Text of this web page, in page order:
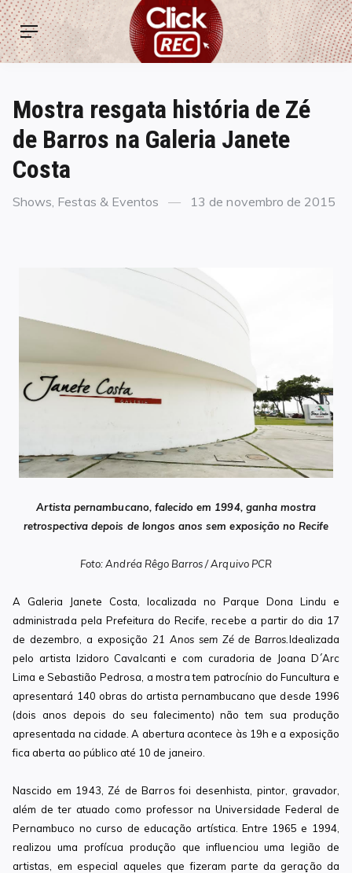
Skip
to
content
ClickREC
Menu
Mostra resgata história de Zé
de Barros na Galeria Janete
Costa
Categories
Shows, Festas & Eventos
Posted
13 de novembro de 2015
Artista pernambucano, falecido em 1994, ganha mostra
retrospectiva depois de longos anos sem exposição no Recife
Foto: Andréa Rêgo Barros / Arquivo PCR
A Galeria Janete Costa, localizada no Parque Dona Lindu e
administrada pela Prefeitura do Recife, recebe a partir do dia 17
de dezembro, a exposição 21 Anos sem Zé de Barros. Idealizada
pelo artista Izidoro Cavalcanti e com curadoria de Joana D´Arc
Lima e Sebastião Pedrosa, a mostra tem patrocínio do Funcultura e
apresentará 140 obras do artista pernambucano que desde 1996
(dois anos depois do seu falecimento) não tem sua produção
apresentada na cidade. A abertura acontece às 19h e a exposição
fica aberta ao público até 10 de janeiro.
Nascido em 1943, Zé de Barros foi desenhista, pintor, gravador,
além de ter atuado como professor na Universidade Federal de
Pernambuco no curso de educação artística. Entre 1965 e 1994,
realizou uma profícua produção que influenciou uma legião de
artistas, em especial aqueles que fizeram parte da geração da